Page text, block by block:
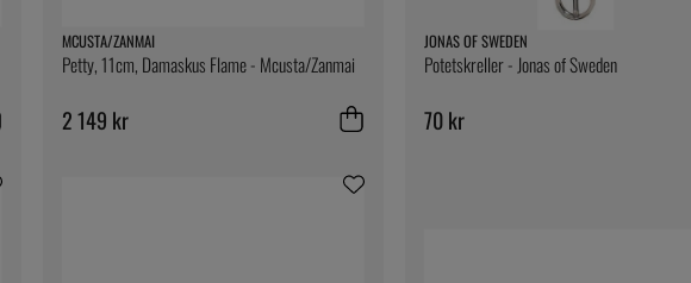
MCUSTA/ZANMAI
Petty, 11cm, Damaskus Flame - Mcusta/Zanmai
2 149 kr
JONAS OF SWEDEN
Potetskreller - Jonas of Sweden
70 kr